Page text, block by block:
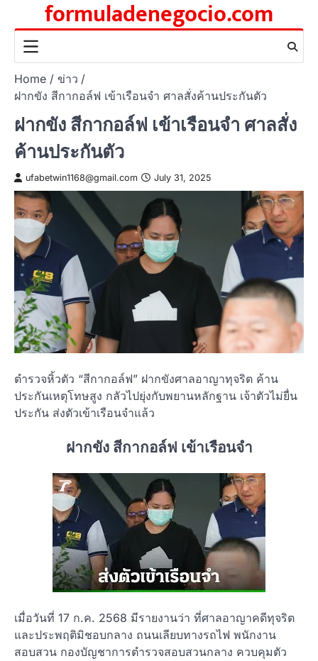
content
formuladenegocio.com
Home
ข่าว
ฝากขัง สีกากอล์ฟ เข้าเรือนจำ ศาลสั่งค้านประกันตัว
ฝากขัง สีกากอล์ฟ เข้าเรือนจำ ศาลสั่ง
ค้านประกันตัว
ufabetwin1168@gmail.com July 31, 2025
ตำรวจหิ้วตัว “สีกากอล์ฟ” ฝากขังศาลอาญาทุจริต ค้าน
ประกันเหตุโทษสูง กลัวไปยุ่งกับพยานหลักฐาน เจ้าตัวไม่ยื่น
ประกัน ส่งตัวเข้าเรือนจำแล้ว
ฝากขัง สีกากอล์ฟ เข้าเรือนจำ
เมื่อวันที่ 17 ก.ค. 2568 มีรายงานว่า ที่ศาลอาญาคดีทุจริต
และประพฤติมิชอบกลาง ถนนเลียบทางรถไฟ พนักงาน
สอบสวน กองบัญชาการตำรวจสอบสวนกลาง ควบคุมตัว